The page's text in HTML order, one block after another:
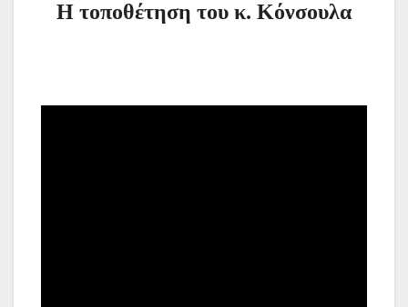
Η τοποθέτηση του κ. Κόνσουλα